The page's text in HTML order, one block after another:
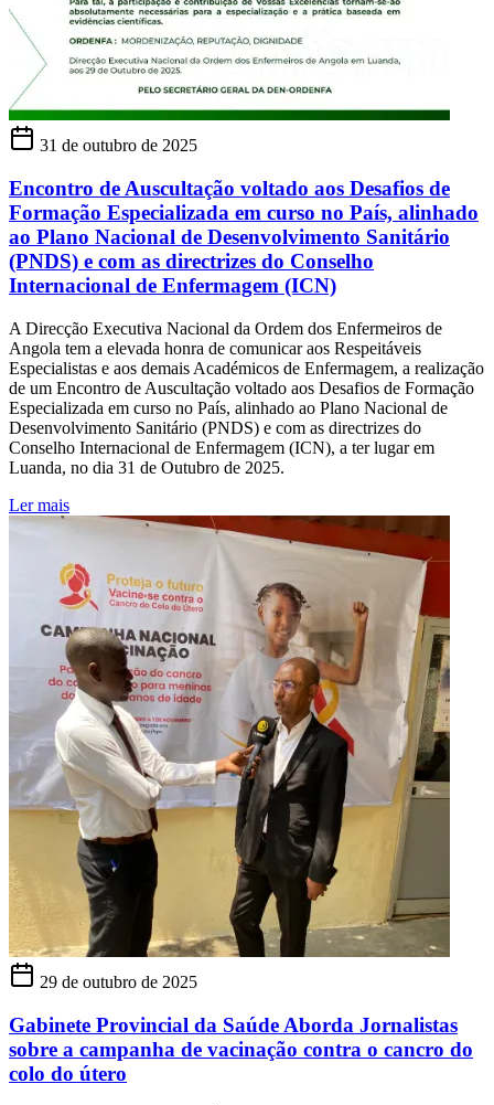
31 de outubro de 2025
Encontro de Auscultação voltado aos Desafios de
Formação Especializada em curso no País, alinhado
ao Plano Nacional de Desenvolvimento Sanitário
(PNDS) e com as directrizes do Conselho
Internacional de Enfermagem (ICN)
A Direcção Executiva Nacional da Ordem dos Enfermeiros de
Angola tem a elevada honra de comunicar aos Respeitáveis
Especialistas e aos demais Académicos de Enfermagem, a realização
de um Encontro de Auscultação voltado aos Desafios de Formação
Especializada em curso no País, alinhado ao Plano Nacional de
Desenvolvimento Sanitário (PNDS) e com as directrizes do
Conselho Internacional de Enfermagem (ICN), a ter lugar em
Luanda, no dia 31 de Outubro de 2025.
Ler mais
29 de outubro de 2025
Gabinete Provincial da Saúde Aborda Jornalistas
sobre a campanha de vacinação contra o cancro do
colo do útero